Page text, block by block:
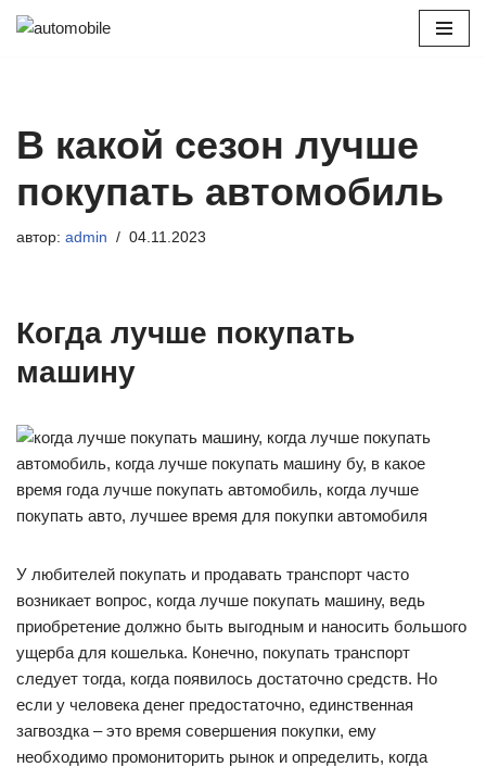
В какой сезон лучше
покупать автомобиль
автор: admin 04.11.2023
Когда лучше покупать
машину
У любителей покупать и продавать транспорт часто
возникает вопрос, когда лучше покупать машину, ведь
приобретение должно быть выгодным и наносить большого
ущерба для кошелька. Конечно, покупать транспорт
следует тогда, когда появилось достаточно средств. Но
если у человека денег предостаточно, единственная
загвоздка – это время совершения покупки, ему
необходимо промониторить рынок и определить, когда